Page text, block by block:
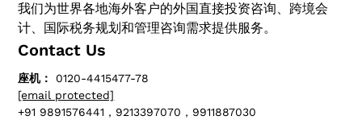
我们为世界各地海外客户的外国直接投资咨询、跨境会
计、国际税务规划和管理咨询需求提供服务。
Contact Us
座机：
0120-4415477-78
[email protected]
+91 9891576441，9213397070，9911887030